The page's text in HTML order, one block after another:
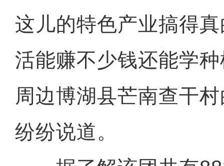
这儿的特色产业搞得
活能赚不少钱还能学
周边博湖县芒南查干
纷纷说道。